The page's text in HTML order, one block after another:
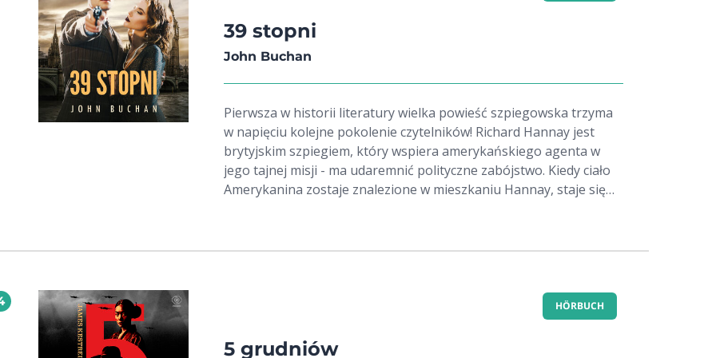
Daniella wie więcej, niż mówi Tylko czy wyjdzie z tej ponurej afery
cało?
39 stopni
John Buchan
Pierwsza w historii literatury wielka powieść szpiegowska trzyma
w napięciu kolejne pokolenie czytelników! Richard Hannay jest
brytyjskim szpiegiem, który wspiera amerykańskiego agenta w
jego tajnej misji - ma udaremnić polityczne zabójstwo. Kiedy ciało
Amerykanina zostaje znalezione w mieszkaniu Hannay, staje się
szpiegami a brytyjskim wojskiem. Czy uda mu się ujść z tego cało?
HÖRBUCH
5 grudniów